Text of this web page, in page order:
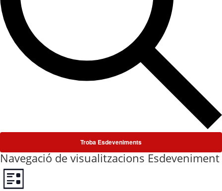
Troba Esdeveniments
Navegació de visualitzacions Esdeveniment